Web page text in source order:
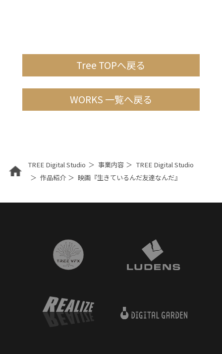
Tree TOPへ戻る
WORKS 一覧へ戻る
TREE Digital Studio 事業内容
TREE Digital Studio
作品紹介
映画『生きているんだ友達なんだ』